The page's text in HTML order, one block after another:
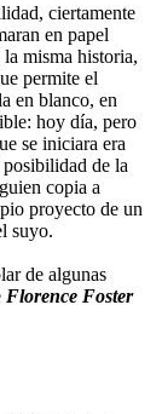
ciertamente
en papel
misma historia,
permite el
en blanco, en
hoy día, pero
se iniciara era
de la
copia a
proyecto de un
suyo.
de algunas
Florence Foster